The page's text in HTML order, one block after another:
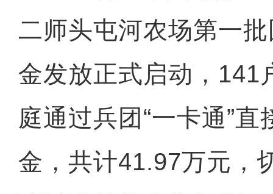
二师头屯河农场第一
金发放正式启动，141
庭通过兵团“一卡通”
金，共计41.97万元，